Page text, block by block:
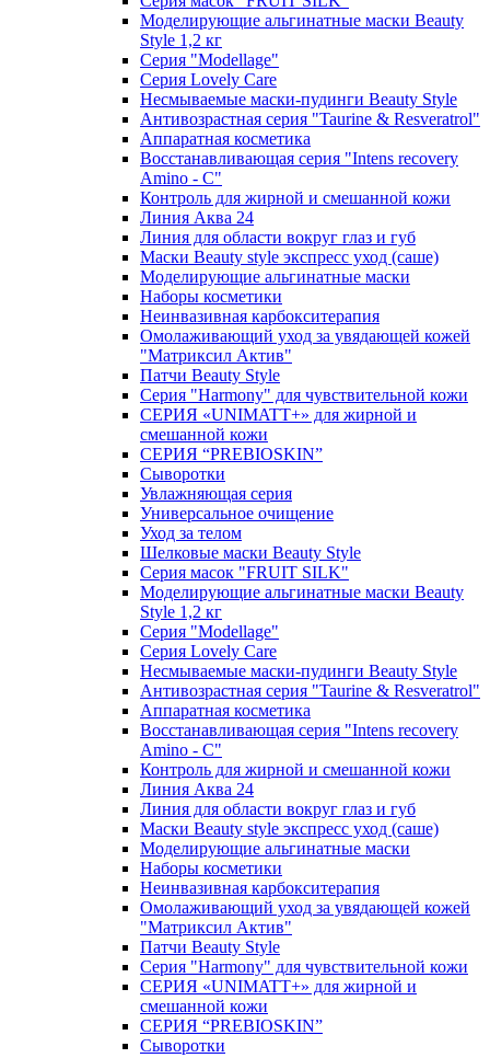
Моделирующие альгинатные маски Beauty
Style 1,2 кг
Серия "Modellage"
Cерия Lovely Care
Несмываемые маски-пудинги Beauty Style
Антивозрастная серия "Taurine & Resveratrol"
Аппаратная косметика
Восстанавливающая серия "Intens recovery
Amino - C"
Контроль для жирной и смешанной кожи
Линия Аква 24
Линия для области вокруг глаз и губ
Маски Beauty style экспресс уход (саше)
Моделирующие альгинатные маски
Наборы косметики
Неинвазивная карбокситерапия
Омолаживающий уход за увядающей кожей
"Матриксил Актив"
Патчи Beauty Style
Серия "Harmony" для чувствительной кожи
СЕРИЯ «UNIMATT+» для жирной и
смешанной кожи
СЕРИЯ “PREBIOSKIN”
Сыворотки
Увлажняющая серия
Универсальное очищение
Уход за телом
Шелковые маски Beauty Style
Серия масок "FRUIT SILK"
Моделирующие альгинатные маски Beauty
Style 1,2 кг
Серия "Modellage"
Cерия Lovely Care
Несмываемые маски-пудинги Beauty Style
Антивозрастная серия "Taurine & Resveratrol"
Аппаратная косметика
Восстанавливающая серия "Intens recovery
Amino - C"
Контроль для жирной и смешанной кожи
Линия Аква 24
Линия для области вокруг глаз и губ
Маски Beauty style экспресс уход (саше)
Моделирующие альгинатные маски
Наборы косметики
Неинвазивная карбокситерапия
Омолаживающий уход за увядающей кожей
"Матриксил Актив"
Патчи Beauty Style
Серия "Harmony" для чувствительной кожи
СЕРИЯ «UNIMATT+» для жирной и
смешанной кожи
СЕРИЯ “PREBIOSKIN”
Сыворотки